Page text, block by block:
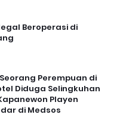
Beroperasi di
Perempuan di
Diduga Selingkuhan
Playen
di Medsos